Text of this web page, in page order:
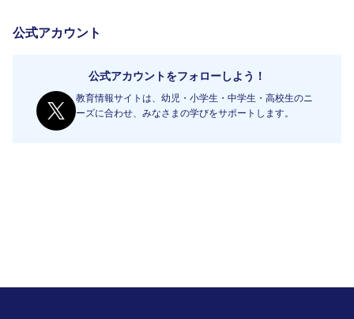
公式アカウント
公式アカウントをフォローしよう！
教育情報サイトは、幼児・小学生・中学生・高校生のニ
ーズに合わせ、みなさまの学びをサポートします。